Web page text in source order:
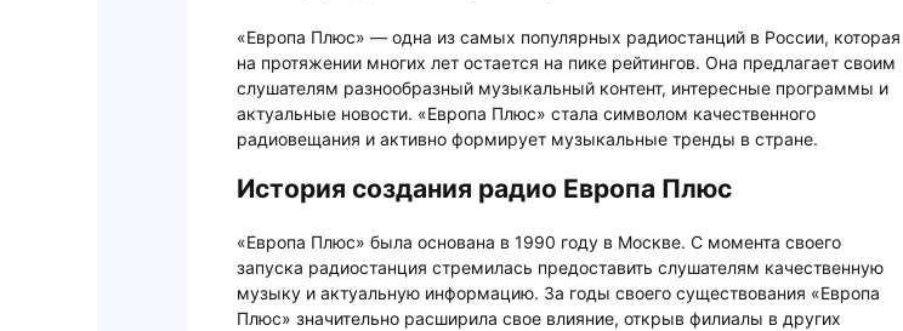
«Европа Плюс» — одна из самых популярных радиостанций в России, которая
на протяжении многих лет остается на пике рейтингов. Она предлагает своим
слушателям разнообразный музыкальный контент, интересные программы и
актуальные новости. «Европа Плюс» стала символом качественного
радиовещания и активно формирует музыкальные тренды в стране.
История создания радио Европа Плюс
«Европа Плюс» была основана в 1990 году в Москве. С момента своего
запуска радиостанция стремилась предоставить слушателям качественную
музыку и актуальную информацию. За годы своего существования «Европа
Плюс» значительно расширила свое влияние, открыв филиалы в других